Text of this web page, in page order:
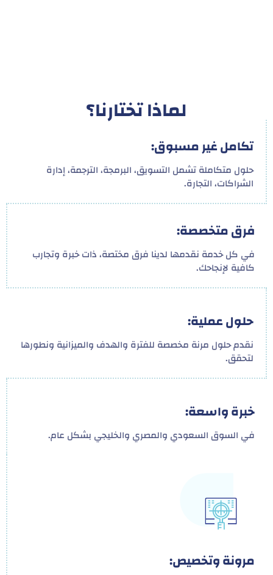
لماذا تختارنا؟
تكامل غير مسبوق:
حلول متكاملة تشمل التسويق، البرمجة، الترجمة، إدارة
الشراكات، التجارة.
فرق متخصصة:
في كل خدمة نقدمها لدينا فرق مختصة، ذات خبرة وتجارب
كافية لإنجاحك.
حلول عملية:
نقدم حلول مرنة مخصصة للفترة والهدف والميزانية ونطورها
لتحقق.
خبرة واسعة:
في السوق السعودي والمصري والخليجي بشكل عام.
مرونة وتخصيص: